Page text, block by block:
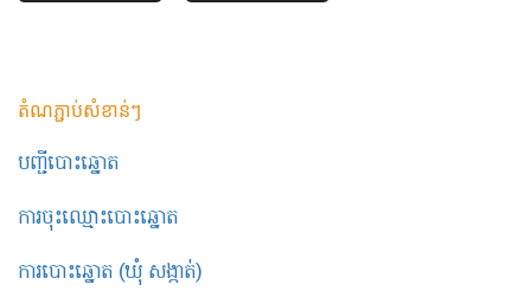
តំណភ្ជាប់សំខាន់ៗ
បញ្ជីបោះឆ្នោត
ការចុះឈ្មោះបោះឆ្នោត
ការបោះឆ្នោត (ឃុំ សង្កាត់)